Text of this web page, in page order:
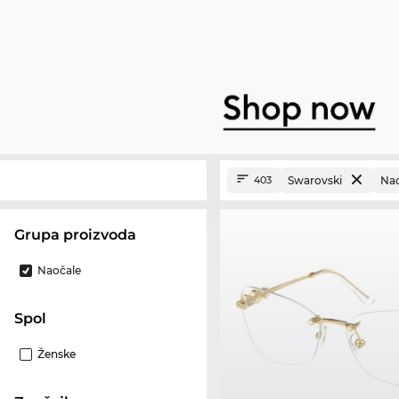
Grupa proizvoda
Naočale
Spol
Ženske
403 Swarovski